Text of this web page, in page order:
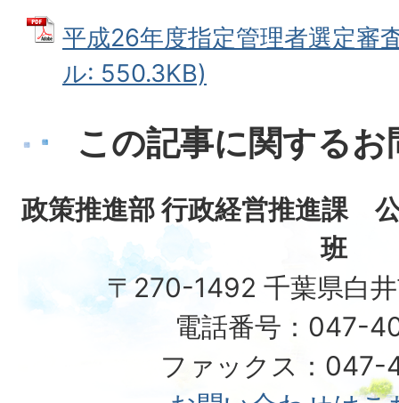
平成26年度指定管理者選定審
ル: 550.3KB)
この記事に関する
政策推進部 行政経営推進課
班
〒270-1492 千葉県白
電話番号：047-
ファックス：047-